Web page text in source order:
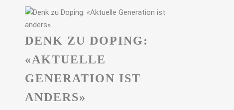
DENK ZU DOPING:
«AKTUELLE
GENERATION IST
ANDERS»